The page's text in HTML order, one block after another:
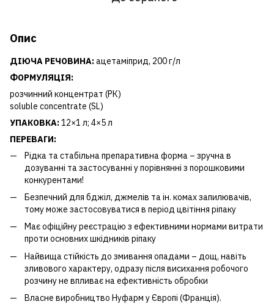
Опис
ДІЮЧА РЕЧОВИНА:ацетаміприд, 200 г/л
ФОРМУЛЯЦІЯ:
розчинний концентрат (РК)
soluble concentrate (SL)
УПАКОВКА:12×1 л; 4×5 л
ПЕРЕВАГИ:
Рідка та стабільна препаративна форма – зручна в
дозуванні та застосуванні у порівнянні з порошковими
конкурентами!
Безпечний для бджіл, джмелів та ін. комах запилювачів,
тому може застосовуватися в період цвітіння ріпаку
Має офіційну реєстрацію з ефективними нормами витрати
проти основних шкідників ріпаку
Найвища стійкість до змивання опадами – дощ, навіть
зливового характеру, одразу після висихання робочого
розчину не впливає на ефективність обробки
Власне виробництво Нуфарм у Європі (Франція).